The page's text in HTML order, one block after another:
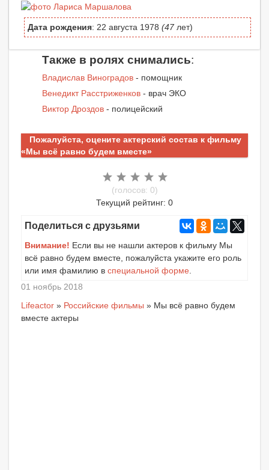
Дата рождения: 22 августа 1978 (47лет)
Также в ролях снимались:
Владислав Виноградов - помощник
Венедикт Расстриженков - врач ЭКО
Виктор Дроздов - полицейский
Пожалуйста, оцените актерский состав к фильму
«Мы всё равно будем вместе»
(голосов: 0)
Текущий рейтинг: 0
Поделиться с друзьями
Внимание! Если вы не нашли актеров к фильму Мы
всё равно будем вместе, пожалуйста укажите его роль
или имя фамилию в специальной форме.
01 ноябрь 2018
Lifeactor » Российские фильмы » Мы всё равно будем
вместе актеры